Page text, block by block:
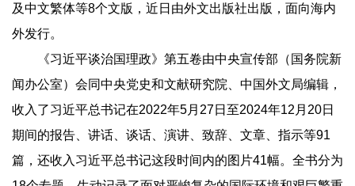
及中文繁体等8个文版，近日由外文出版社出版，面向海内
外发行。
《习近平谈治国理政》第五卷由中央宣传部（国务院新
闻办公室）会同中央党史和文献研究院、中国外文局编辑，
收入了习近平总书记在2022年5月27日至2024年12月20日
期间的报告、讲话、谈话、演讲、致辞、文章、指示等91
篇，还收入习近平总书记这段时间内的图片41幅。全书分为